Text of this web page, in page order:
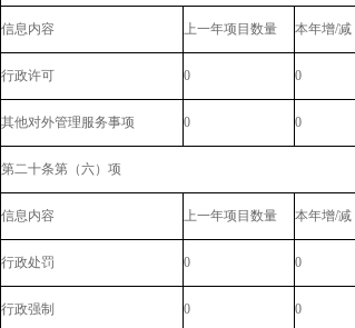
信息内容 上一年项目数量 本年增/减
行政许可 0 0
其他对外管理服务事项 0 0
第二十条第（六）项
信息内容 上一年项目数量 本年增/减
行政处罚 0 0
行政强制 0 0